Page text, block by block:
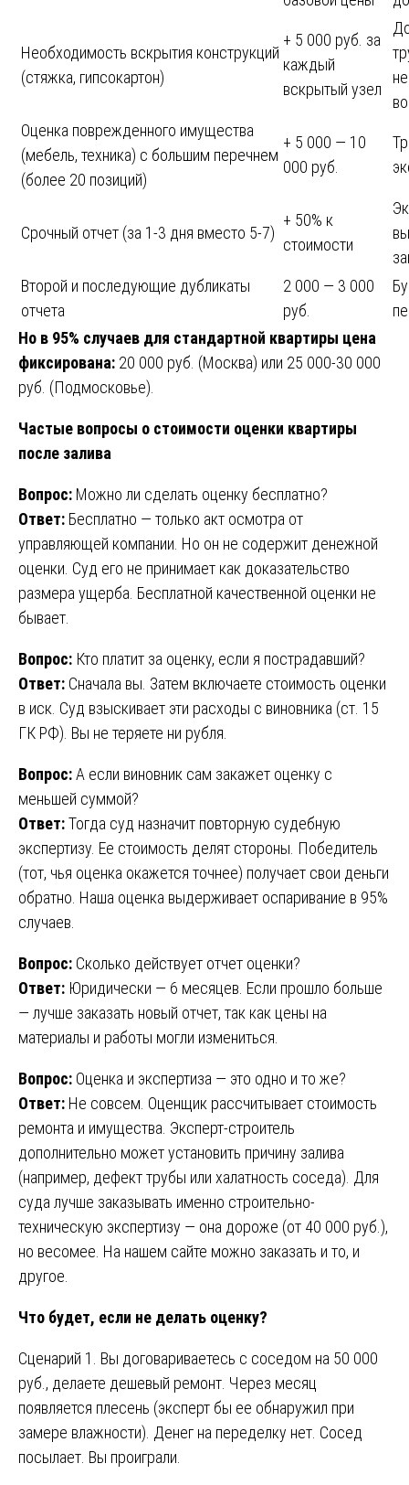
Необходимость вскрытия конструкций
(стяжка, гипсокартон)
+ 5 000 руб. за
каждый
вскрытый узел
Оценка поврежденного имущества
(мебель, техника) с большим перечнем
(более 20 позиций)
+ 5 000 — 10
000 руб.
Срочный отчет (за 1-3 дня вместо 5-7)
+ 50% к
стоимости
Второй и последующие дубликаты
отчета
2 000 — 3 000
руб.
Но в 95% случаев для стандартной квартиры цена
фиксирована: 20 000 руб. (Москва) или 25 000-30 000
руб. (Подмосковье).
Частые вопросы о стоимости оценки квартиры
после залива
Вопрос: Можно ли сделать оценку бесплатно?
Ответ: Бесплатно — только акт осмотра от
управляющей компании. Но он не содержит денежной
оценки. Суд его не принимает как доказательство
размера ущерба. Бесплатной качественной оценки не
бывает.
Вопрос: Кто платит за оценку, если я пострадавший?
Ответ: Сначала вы. Затем включаете стоимость оценки
в иск. Суд взыскивает эти расходы с виновника (ст. 15
ГК РФ). Вы не теряете ни рубля.
Вопрос:А если виновник сам закажет оценку с
меньшей суммой?
Ответ:Тогда суд назначит повторную судебную
экспертизу. Ее стоимость делят стороны. Победитель
(тот, чья оценка окажется точнее) получает свои деньги
обратно. Наша оценка выдерживает оспаривание в 95%
случаев.
Вопрос: Сколько действует отчет оценки?
Ответ: Юридически — 6 месяцев. Если прошло больше
— лучше заказать новый отчет, так как цены на
материалы и работы могли измениться.
Вопрос: Оценка и экспертиза — это одно и то же?
Ответ: Не совсем. Оценщик рассчитывает стоимость
ремонта и имущества. Эксперт-строитель
дополнительно может установить причину залива
(например, дефект трубы или халатность соседа). Для
суда лучше заказывать именно строительно-
техническую экспертизу — она дороже (от 40 000 руб.),
но весомее. На нашем сайте можно заказать и то, и
другое.
Что будет, если не делать оценку?
Сценарий 1. Вы договариваетесь с соседом на 50 000
руб., делаете дешевый ремонт. Через месяц
появляется плесень (эксперт бы ее обнаружил при
замере влажности). Денег на переделку нет. Сосед
посылает. Вы проиграли.